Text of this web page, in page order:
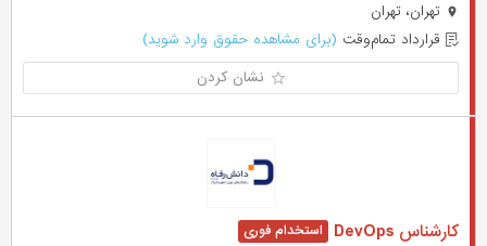
تهران، تهران
قرارداد تمام‌وقت (برای مشاهده حقوق وارد شوید)
نشان کردن
کارشناس DevOps